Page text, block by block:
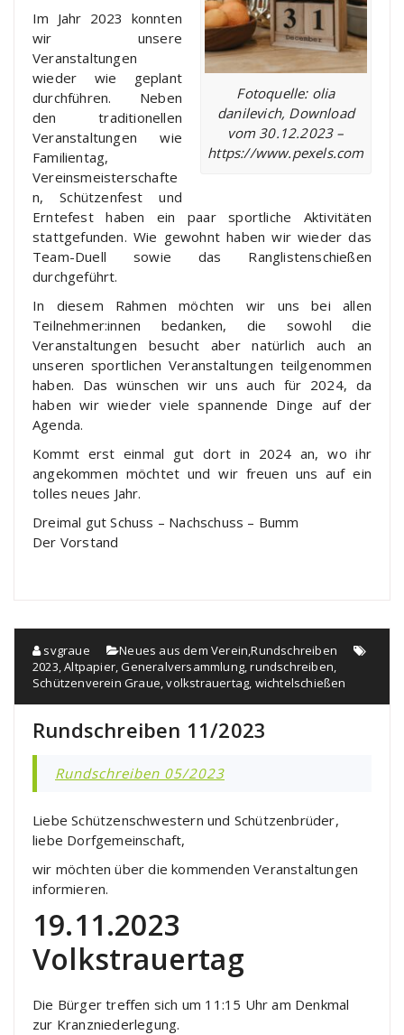
Fotoquelle: olia
danilevich, Download
vom 30.12.2023 –
https://www.pexels.com
Im Jahr 2023 konnten
wir unsere
Veranstaltungen
wieder wie geplant
durchführen. Neben
den traditionellen
Veranstaltungen wie
Familientag,
Vereinsmeisterschafte
n, Schützenfest und
Erntefest haben ein paar sportliche Aktivitäten
stattgefunden. Wie gewohnt haben wir wieder das
Team-Duell sowie das Ranglistenschießen
durchgeführt.
In diesem Rahmen möchten wir uns bei allen
Teilnehmer:innen bedanken, die sowohl die
Veranstaltungen besucht aber natürlich auch an
unseren sportlichen Veranstaltungen teilgenommen
haben. Das wünschen wir uns auch für 2024, da
haben wir wieder viele spannende Dinge auf der
Agenda.
Kommt erst einmal gut dort in 2024 an, wo ihr
angekommen möchtet und wir freuen uns auf ein
tolles neues Jahr.
Dreimal gut Schuss – Nachschuss – Bumm
Der Vorstand
svgraue Neues aus dem Verein,Rundschreiben
2023,Altpapier,Generalversammlung,rundschreiben,
Schützenverein Graue,volkstrauertag, wichtelschießen
Rundschreiben 11/2023
Rundschreiben 05/2023
Liebe Schützenschwestern und Schützenbrüder,
liebe Dorfgemeinschaft,
wir möchten über die kommenden Veranstaltungen
informieren.
19.11.2023
Volkstrauertag
Die Bürger treffen sich um 11:15 Uhr am Denkmal
zur Kranzniederlegung.